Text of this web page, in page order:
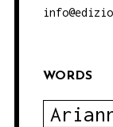
WORDS